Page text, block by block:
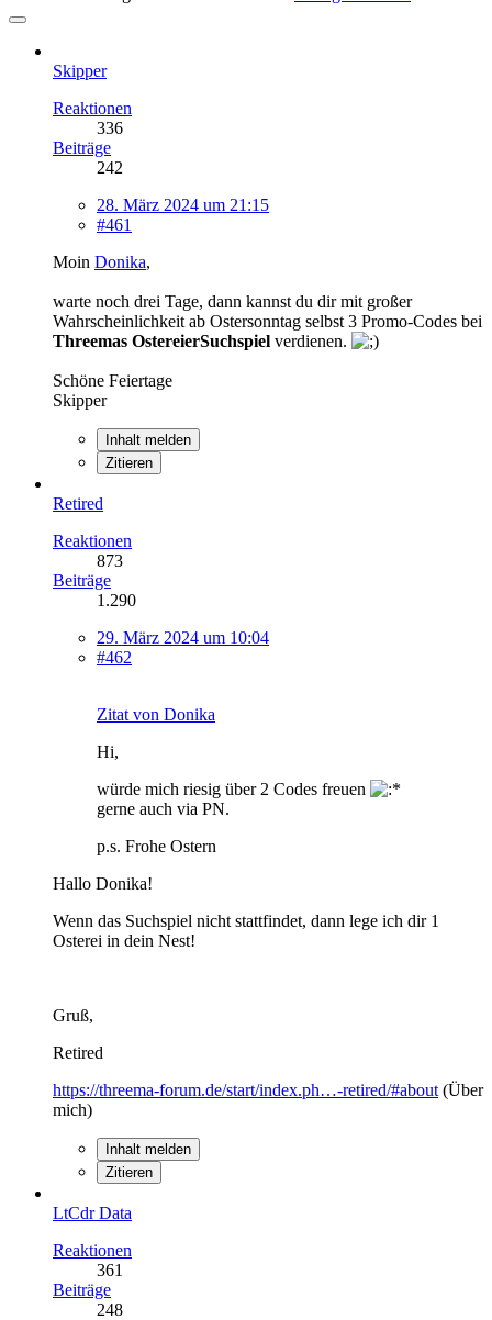
Skipper
Reaktionen
336
Beiträge
242
28. März 2024 um 21:15
#461
Moin Donika,
warte noch drei Tage, dann kannst du dir mit großer
Wahrscheinlichkeit ab Ostersonntag selbst 3 Promo-Codes bei
Threemas OstereierSuchspiel verdienen.
Schöne Feiertage
Skipper
Inhalt melden
Zitieren
Retired
Reaktionen
873
Beiträge
1.290
29. März 2024 um 10:04
#462
Zitat von Donika
Hi,
würde mich riesig über 2 Codes freuen
gerne auch via PN.
p.s. Frohe Ostern
Hallo Donika!
Wenn das Suchspiel nicht stattfindet, dann lege ich dir 1
Osterei in dein Nest!
Gruß,
Retired
https://threema-forum.de/start/index.ph…-retired/#about (Über
mich)
Inhalt melden
Zitieren
LtCdr Data
Reaktionen
361
Beiträge
248